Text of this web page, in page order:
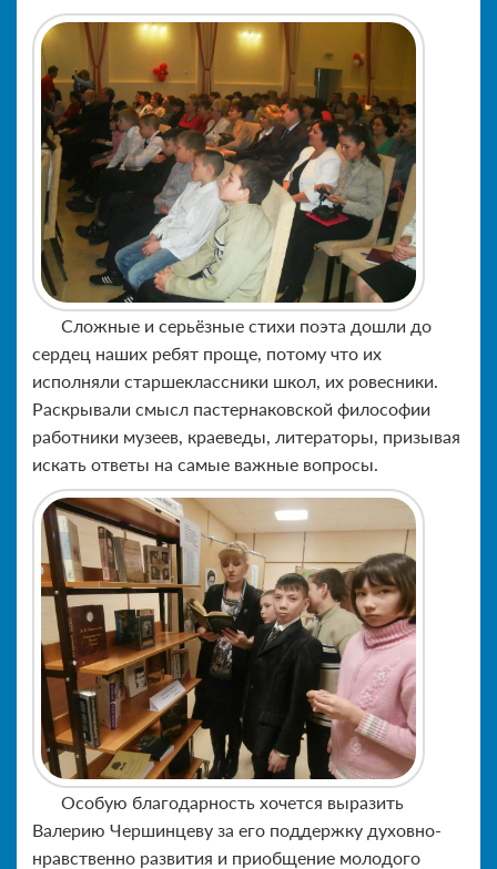
Сложные и серьёзные стихи поэта дошли до
сердец наших ребят проще, потому что их
исполняли старшеклассники школ, их ровесники.
Раскрывали смысл пастернаковской философии
работники музеев, краеведы, литераторы, призывая
искать ответы на самые важные вопросы.
Особую благодарность хочется выразить
Валерию Чершинцеву за его поддержку духовно-
нравственно развития и приобщение молодого